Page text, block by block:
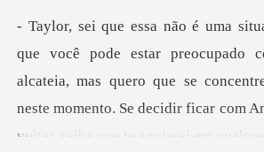
Histórico
Sair
alcateia, mas quero que se
neste momento. Se d